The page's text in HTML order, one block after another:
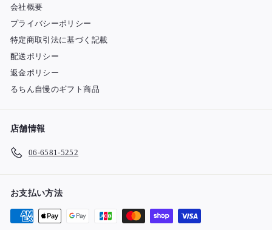
会社概要
プライバシーポリシー
特定商取引法に基づく記載
配送ポリシー
返金ポリシー
るちん自慢のギフト商品
店舗情報
06-6581-5252
お支払い方法